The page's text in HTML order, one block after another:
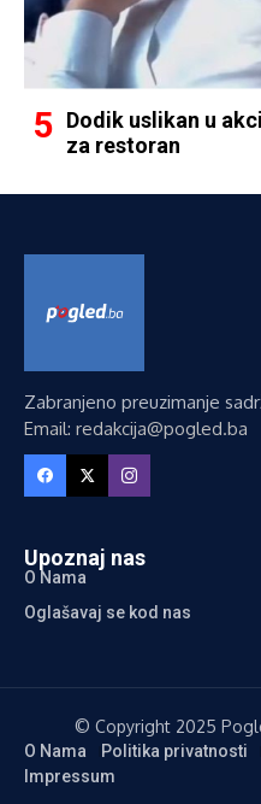
Dodik uslikan u
za restoran
Zabranjeno preuzimanje
Email: redakcija@pogled.ba
Upoznaj nas
O Nama
Oglašavaj se kod nas
© Copyright 2025
O Nama Politika privatnosti
Impressum